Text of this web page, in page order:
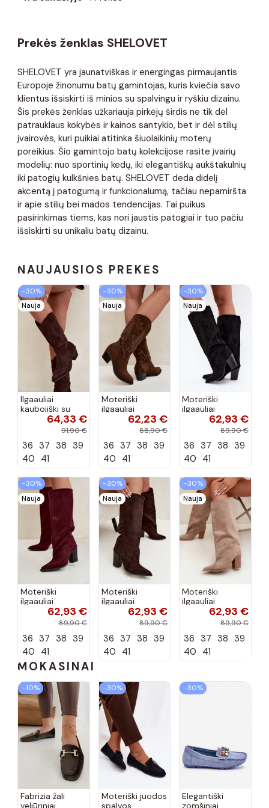
Prekės ženklas SHELOVET
SHELOVET yra jaunatviškas ir energingas pirmaujantis
Europoje žinonumu batų gamintojas, kuris kviečia savo
klientus išsiskirti iš minios su spalvingu ir ryškiu dizainu.
Šis prekės ženklas užkariauja pirkėjų širdis ne tik dėl
patrauklaus kokybės ir kainos santykio, bet ir dėl stilių
įvairovės, kuri puikiai atitinka šiuolaikinių moterų
poreikius. Šio gamintojo batų kolekcijose rasite įvairių
modelių: nuo ​​sportinių kedų, iki elegantiškų aukštakulnių
iki patogių kulkšnies batų. SHELOVET deda didelį
akcentą į patogumą ir funkcionalumą, tačiau nepamiršta
ir apie stilių bei mados tendencijas. Tai puikus
pasirinkimas tiems, kas nori jaustis patogiai ir tuo pačiu
išsiskirti su unikaliu batų dizainu.
NAUJAUSIOS PREKĖS
−30%
Nauja
Ilgaauliai
kaubojiški su
kulniukais64,33 €
91,90 €
36 37 38 39
40 41
−30%
Nauja
Moteriški
ilgaauliai
kaubojiški su
spalvos Betina
62,23 €
88,90 €
36 37 38 39
40 41
−30%
Nauja
Moteriški
ilgaauliai
įsispiriami su
kulniukais iš
zomšos juodos
spalvos Carmina
62,93 €
89,90 €
36 37 38 39
40 41
−30%
Nauja
Moteriški
ilgaauliai
įsispiriami su
kulniukais iš
zomšos bordo
spalvos Carmina
62,93 €
89,90 €
36 37 38 39
40 41
−30%
Nauja
Moteriški
ilgaauliai
įsispiriami su
kulniukais iš
zomšos
šokolado
62,93 €
89,90 €
36 37 38 39
40 41
−30%
Nauja
Moteriški
ilgaauliai
įsispiriami su
kulniukais iš
zomšos smėlio
spalvos Carmina
62,93 €
89,90 €
36 37 38 39
40 41
MOKASINAI
−10%
Fabrizia žali
veliūriniai
−30%
Moteriški juodos
spalvos
−30%
Elegantiški
zomšiniai